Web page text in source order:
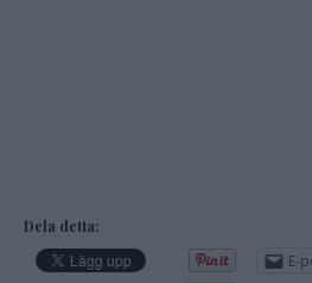
Dela detta:
E-